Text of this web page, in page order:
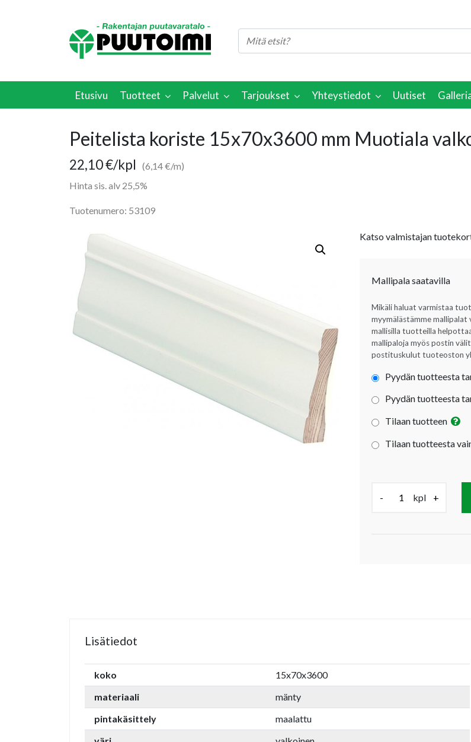
Etusivu Tuotteet Palvelut Tarjoukset Yhteystiedot Uutiset
Peitelista koriste 15x70x3600 mm Muotiala
22,10€/kpl
(6,14 €/m)
Hinta sis. alv 25,5%
Tuotenumero: 53109
Katso valmistajan
Mallipala saatavilla
Mikäli haluat varmistaa
myymälästämme
mallisilla tuotteilla
mallipaloja myös postin
postituskulut tuoteoston
Pyydän tuotteesta
Pyydän tuotteesta
Tilaan tuotteen
Tilaan tuotteesta
- kpl +
Lisätiedot
koko
15x70x3600
materiaali
mänty
pintakäsittely
maalattu